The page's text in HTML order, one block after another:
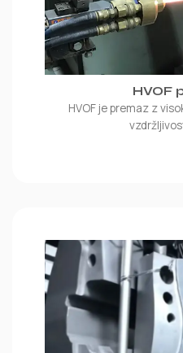
HVOF
HVOF je premaz z